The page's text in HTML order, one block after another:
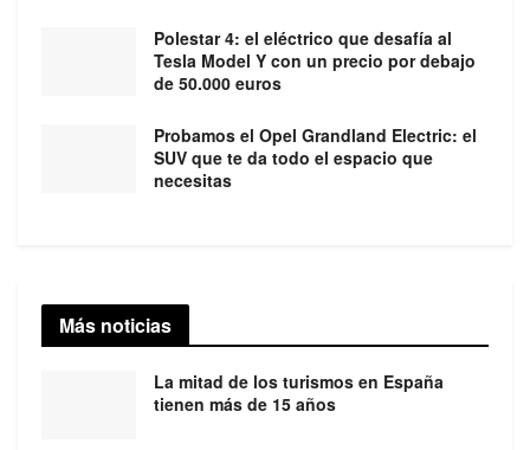
Polestar 4: el eléctrico que desafía al
Tesla Model Y con un precio por debajo
de 50.000 euros
Probamos el Opel Grandland Electric: el
SUV que te da todo el espacio que
necesitas
Más noticias
La mitad de los turismos en España
tienen más de 15 años